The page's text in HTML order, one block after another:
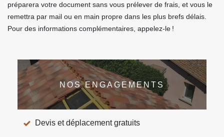
préparera votre document sans vous prélever de frais, et vous le
remettra par mail ou en main propre dans les plus brefs délais.
Pour des informations complémentaires, appelez-le !
NOS ENGAGEMENTS
Devis et déplacement gratuits